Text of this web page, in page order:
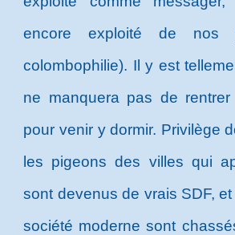
encore exploité de nos
colombophilie). Il y est
ne manquera pas de
pour venir y dormir. Privilège
les pigeons des villes qui
sont devenus de vrais SDF,
société moderne sont